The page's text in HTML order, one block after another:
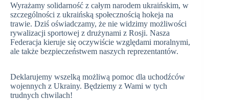
Wyrażamy solidarność z całym narodem ukraińskim, w
szczególności z ukraińską społecznością hokeja na
trawie. Dziś oświadczamy, że nie widzimy możliwości
rywalizacji sportowej z drużynami z Rosji. Nasza
Federacja kieruje się oczywiście względami moralnymi,
ale także bezpieczeństwem naszych reprezentantów.
Deklarujemy wszelką możliwą pomoc dla uchodźców
wojennych z Ukrainy. Będziemy z Wami w tych
trudnych chwilach!